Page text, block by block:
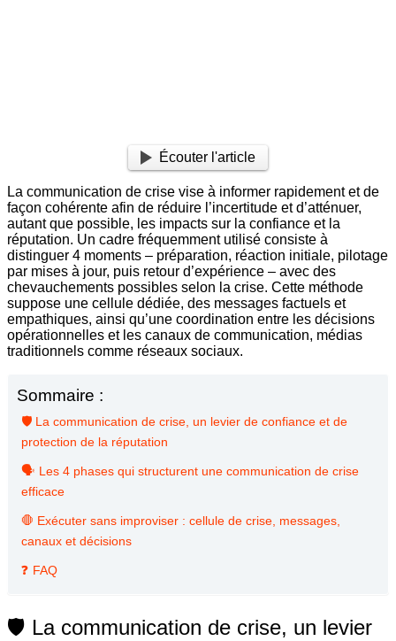
Écouter l'article
La communication de crise vise à informer rapidement et de
façon cohérente afin de réduire l’incertitude et d’atténuer,
autant que possible, les impacts sur la confiance et la
réputation. Un cadre fréquemment utilisé consiste à
distinguer 4 moments – préparation, réaction initiale, pilotage
par mises à jour, puis retour d’expérience – avec des
chevauchements possibles selon la crise. Cette méthode
suppose une cellule dédiée, des messages factuels et
empathiques, ainsi qu’une coordination entre les décisions
opérationnelles et les canaux de communication, médias
traditionnels comme réseaux sociaux.
Sommaire :
🛡️ La communication de crise, un levier de confiance et de
protection de la réputation
🗣️ Les 4 phases qui structurent une communication de crise
efficace
🛑 Exécuter sans improviser : cellule de crise, messages,
canaux et décisions
❓ FAQ
🛡️ La communication de crise, un levier